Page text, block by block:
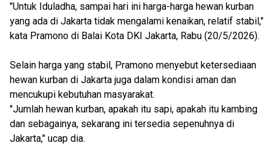
"Untuk Iduladha, sampai hari ini harga-harga hewan kurban
yang ada di Jakarta tidak mengalami kenaikan, relatif stabil,"
kata Pramono di Balai Kota DKI Jakarta, Rabu (20/5/2026).
Selain harga yang stabil, Pramono menyebut ketersediaan
hewan kurban di Jakarta juga dalam kondisi aman dan
mencukupi kebutuhan masyarakat.
"Jumlah hewan kurban, apakah itu sapi, apakah itu kambing
dan sebagainya, sekarang ini tersedia sepenuhnya di
Jakarta," ucap dia.